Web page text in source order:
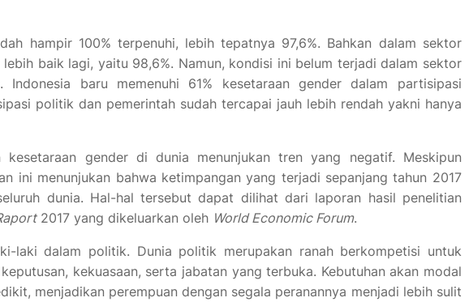
hampir 100% terpenuhi, lebih tepatnya 97,6%. Bahkan dalam sektor
baik lagi, yaitu 98,6%. Namun, kondisi ini belum terjadi dalam sektor
baru memenuhi 61% kesetaraan gender dalam partisipasi
politik dan pemerintah sudah tercapai jauh lebih rendah yakni hanya
kesetaraan gender di dunia menunjukan tren yang negatif. Meskipun
ini menunjukan bahwa ketimpangan yang terjadi sepanjang tahun 2017
dunia. Hal-hal tersebut dapat dilihat dari laporan hasil penelitian
2017 yang dikeluarkan oleh World Economic Forum.
laki dalam politik. Dunia politik merupakan ranah berkompetisi untuk
kekuasaan, serta jabatan yang terbuka. Kebutuhan akan modal
menjadikan perempuan dengan segala peranannya menjadi lebih sulit